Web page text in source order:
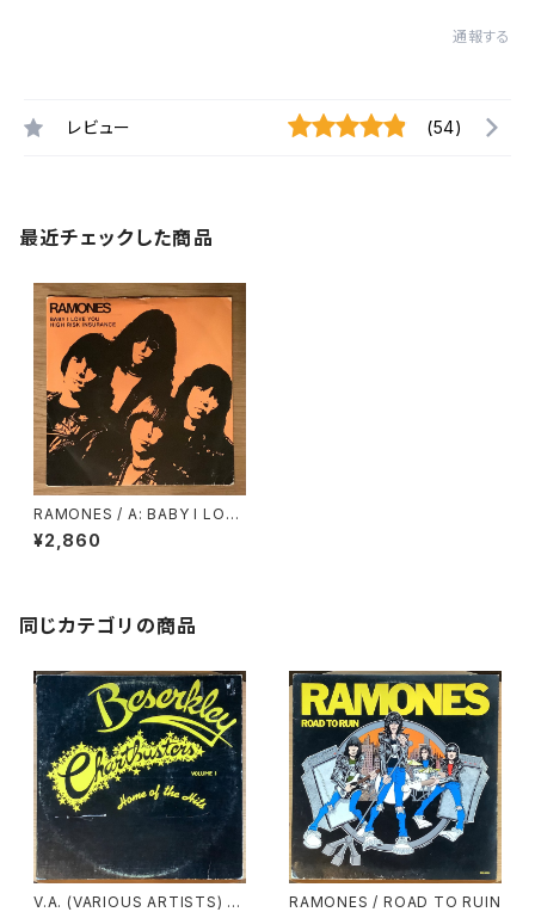
通報する
レビュー (54)
最近チェックした商品
RAMONES / A: BABY I LOVE
YOU / B: HIGH RISK INSUR
ANCE
¥2,860
同じカテゴリの商品
V.A. (VARIOUS ARTISTS) /
RAMONES / ROAD TO RUIN